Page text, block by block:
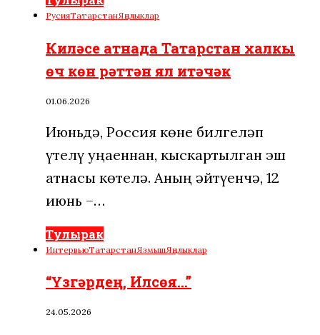
РусияТатарстанЯңалыклар
Киләсе атнада Татарстан халкы
өч көн рәттән ял итәчәк
01.06.2026
Июньдә, Россия көне билгеләп
үтелү уңаеннан, кыскартылган эш
атнасы көтелә. Аның әйтүенчә, 12
июнь –…
Тулырак
ИнтервьюТатарстанЯзмышЯңалыклар
“Үзгәрдең, Илсөя…”
24.05.2026